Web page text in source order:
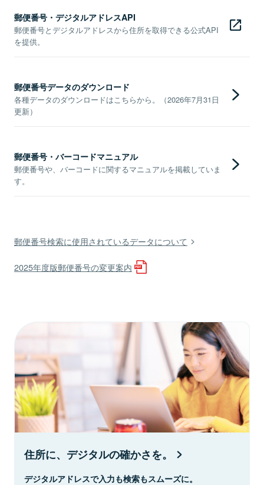
郵便番号・デジタルアドレスAPI
郵便番号とデジタルアドレスから住所を取得できる公式API
を提供。
郵便番号データのダウンロード
各種データのダウンロードはこちらから。（2026年7月31日
更新）
郵便番号・バーコードマニュアル
郵便番号や、バーコードに関するマニュアルを掲載していま
す。
郵便番号検索に使用されているデータについて
2025年度版郵便番号の変更案内
住所に、デジタルの確かさを。
デジタルアドレスで入力も検索もスムーズに。